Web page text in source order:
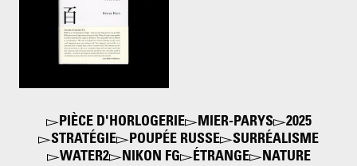
2003
PIÈCE D'HORLOGERIE MIER-PARYS
2025
STRATÉGIE
POUPÉE RUSSE
SURRÉALISME
WATER2
NIKON FG ÉTRANGE
NATURE